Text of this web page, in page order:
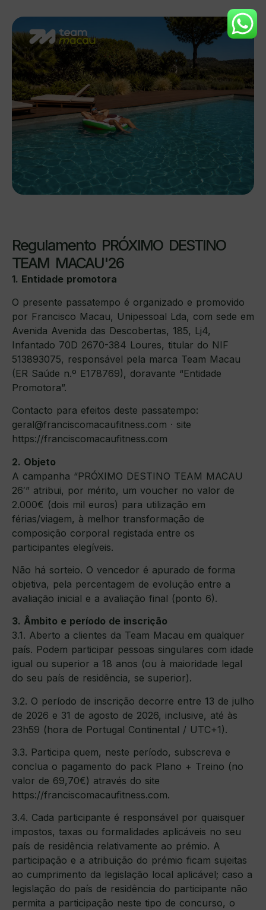
Regulamento PRÓXIMO DESTINO
TEAM MACAU'26
1. Entidade promotora
O presente passatempo é organizado e promovido
por Francisco Macau, Unipessoal Lda, com sede em
Avenida Avenida das Descobertas, 185, Lj4,
Infantado 70D 2670-384 Loures, titular do NIF
513893075, responsável pela marca Team Macau
(ER Saúde n.º E178769), doravante “Entidade
Promotora”.
Contacto para efeitos deste passatempo:
geral@franciscomacaufitness.com · site
https://franciscomacaufitness.com
2. Objeto
A campanha “PRÓXIMO DESTINO TEAM MACAU
26′” atribui, por mérito, um voucher no valor de
2.000€ (dois mil euros) para utilização em
férias/viagem, à melhor transformação de
composição corporal registada entre os
participantes elegíveis.
Não há sorteio. O vencedor é apurado de forma
objetiva, pela percentagem de evolução entre a
avaliação inicial e a avaliação final (ponto 6).
3. Âmbito e período de inscrição
3.1. Aberto a clientes da Team Macau em qualquer
país. Podem participar pessoas singulares com idade
igual ou superior a 18 anos (ou à maioridade legal
do seu país de residência, se superior).
3.2. O período de inscrição decorre entre 13 de julho
de 2026 e 31 de agosto de 2026, inclusive, até às
23h59 (hora de Portugal Continental / UTC+1).
3.3. Participa quem, neste período, subscreva e
conclua o pagamento do pack Plano + Treino (no
valor de 69,70€) através do site
https://franciscomacaufitness.com.
3.4. Cada participante é responsável por quaisquer
impostos, taxas ou formalidades aplicáveis no seu
país de residência relativamente ao prémio. A
participação e a atribuição do prémio ficam sujeitas
ao cumprimento da legislação local aplicável; caso a
legislação do país de residência do participante não
permita a participação neste tipo de concurso, o